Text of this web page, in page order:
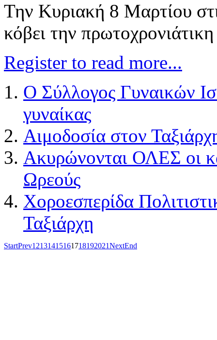
Την Κυριακή 8 Μαρτίου
κόβει την
Register to read more...
Ο Σύλλογος Γυναικών
γυναίκας
Αιμοδοσία στον
Ακυρώνονται ΟΛΕΣ οι
Ωρεούς
Χοροεσπερίδα
Ταξιάρχη
StartPrev12131415161718192021NextEnd